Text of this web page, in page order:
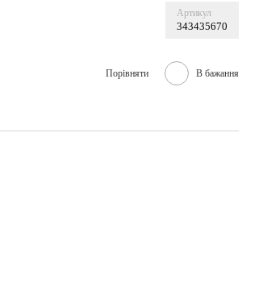
Артикул
343435670
Порівняти В бажання